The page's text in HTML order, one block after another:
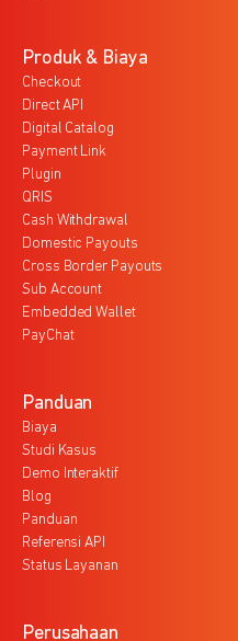
Produk & Biaya
Checkout
Direct API
Digital Catalog
Payment Link
Plugin
QRIS
Cash Withdrawal
Domestic Payouts
Cross Border Payouts
Sub Account
Embedded Wallet
PayChat
Panduan
Biaya
Studi Kasus
Demo Interaktif
Blog
Panduan
Referensi API
Status Layanan
Perusahaan